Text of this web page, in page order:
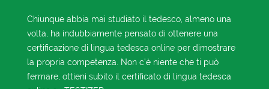
Chiunque abbia mai studiato il tedesco, almeno una
volta, ha indubbiamente pensato di ottenere una
certificazione di lingua tedesca online per dimostrare
la propria competenza. Non c’è niente che ti può
fermare, ottieni subito il certificato di lingua tedesca